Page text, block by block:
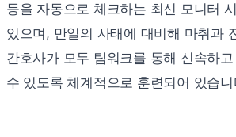
등을 자동으로 체크하는 최신 모니터
있으며, 만일의 사태에 대비해 마취과
간호사가 모두 팀워크를 통해 신속하
수 있도록 체계적으로 훈련되어 있습